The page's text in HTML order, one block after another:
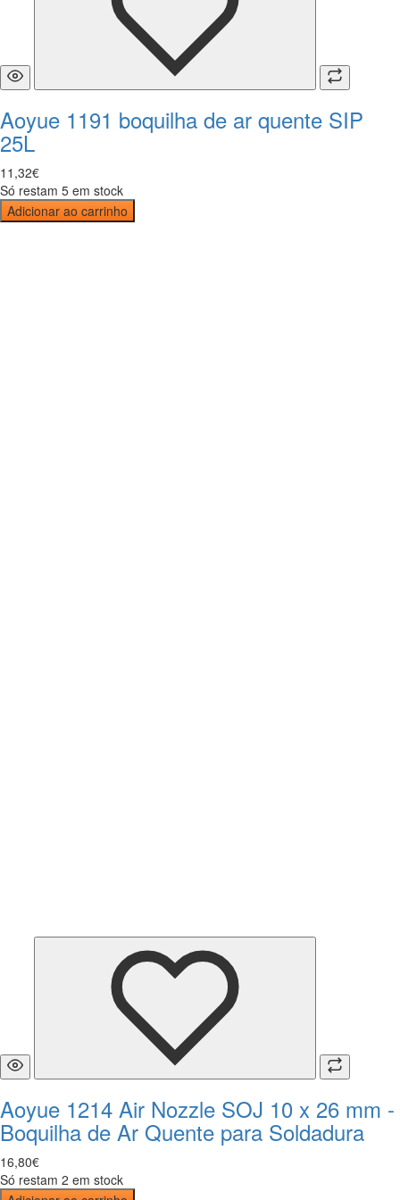
Aoyue 1191 boquilha de ar quente SIP
25L
11 ,32€
Só restam 5 em stock
Adicionar ao carrinho
Aoyue 1214 Air Nozzle SOJ 10 x 26 mm -
Boquilha de Ar Quente para Soldadura
16,80€
Só restam 2 em stock